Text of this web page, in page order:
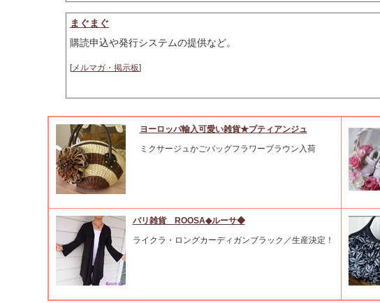
まぐまぐ
購読申込や発行システムの提供など。
[メルマガ・掲示板]
ヨーロッパ輸入可愛い雑貨★プティアンジュ
ミクサージュかごバッグフラワーブラウン入荷
バリ雑貨 ROOSA◆ルーサ◆
ライクラ・ロングカーディガンブラック／生産決定！